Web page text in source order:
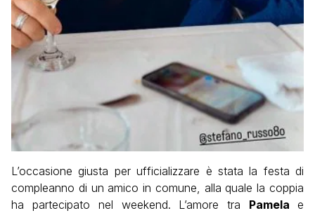
L’occasione giusta per ufficializzare è stata la festa di
compleanno di un amico in comune, alla quale la coppia
ha partecipato nel weekend. L’amore tra Pamelae